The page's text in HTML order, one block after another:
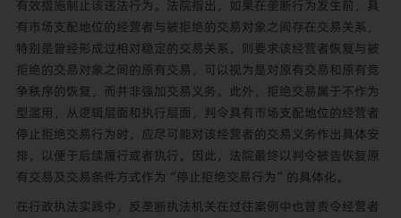
有效措施制止该违法行为。法院指出，如果在垄断行为发生前，具
有市场支配地位的经营者与被拒绝的交易对象之间存在交易关系，
特别是曾经形成过相对稳定的交易关系，则要求该经营者恢复与被
拒绝的交易对象之间的原有交易，可以视为是对原有交易和原有竞
争秩序的恢复，而并非强加交易义务。此外，拒绝交易属于不作为
型滥用，从逻辑层面和执行层面，判令具有市场支配地位的经营者
停止拒绝交易行为时，应尽可能对该经营者的交易义务作出具体安
排，以便于后续履行或者执行。因此，法院最终以判令被告恢复原
有交易及交易条件方式作为“停止拒绝交易行为”的具体化。
在行政执法实践中，反垄断执法机关在过往案例中也曾责令经营者